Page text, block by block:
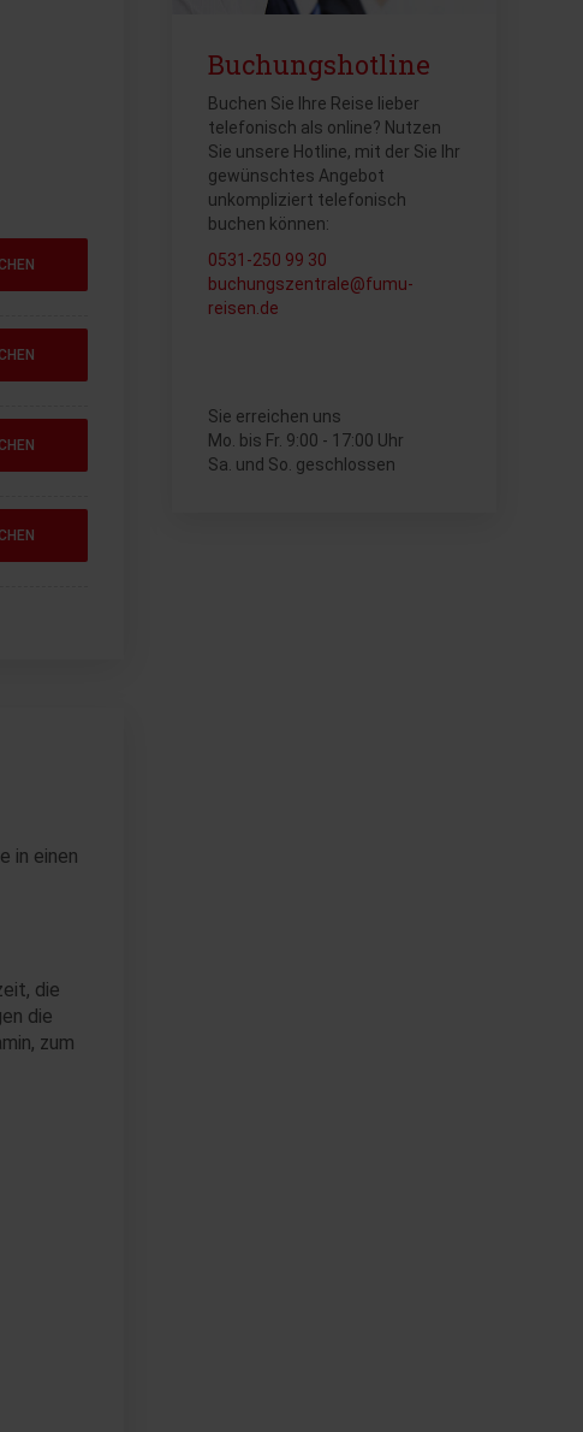
in einen
die
die
zum
Buchungshotline
Buchen Sie Ihre Reise lieber
telefonisch als online? Nutzen
Sie unsere Hotline, mit der Sie Ihr
gewünschtes Angebot
unkompliziert telefonisch
buchen können:
0531-250 99 30
buchungszentrale@fumu-
reisen.de
Sie erreichen uns
Mo. bis Fr. 9:00 - 17:00 Uhr
Sa. und So. geschlossen